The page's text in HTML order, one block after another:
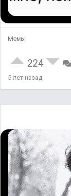
Мемы
224
5 лет назад